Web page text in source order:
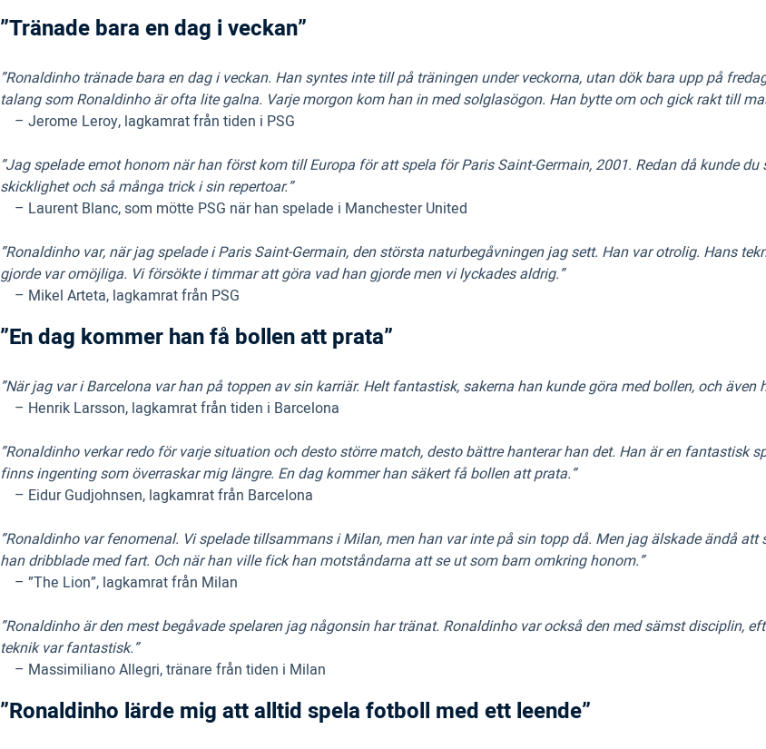
”Tränade bara en dag i veckan”
”Ronaldinho tränade bara en dag i veckan. Han syntes inte till på träningen under veckorna, utan dök bara upp på
talang som Ronaldinho är ofta lite galna. Varje morgon kom han in med solglasögon. Han bytte om och gick rakt till
– Jerome Leroy, lagkamrat från tiden i PSG
”Jag spelade emot honom när han först kom till Europa för att spela för Paris Saint-Germain, 2001. Redan då kunde
skicklighet och så många trick i sin repertoar.”
– Laurent Blanc, som mötte PSG när han spelade i Manchester United
”Ronaldinho var, när jag spelade i Paris Saint-Germain, den största naturbegåvningen jag sett. Han var otrolig. Hans
gjorde var omöjliga. Vi försökte i timmar att göra vad han gjorde men vi lyckades aldrig.”
– Mikel Arteta, lagkamrat från PSG
”En dag kommer han få bollen att prata”
”När jag var i Barcelona var han på toppen av sin karriär. Helt fantastisk, sakerna han kunde göra med bollen, och
– Henrik Larsson, lagkamrat från tiden i Barcelona
”Ronaldinho verkar redo för varje situation och desto större match, desto bättre hanterar han det. Han är en fantastisk
finns ingenting som överraskar mig längre. En dag kommer han säkert få bollen att prata.”
– Eidur Gudjohnsen, lagkamrat från Barcelona
”Ronaldinho var fenomenal. Vi spelade tillsammans i Milan, men han var inte på sin topp då. Men jag älskade ändå
han dribblade med fart. Och när han ville fick han motståndarna att se ut som barn omkring honom.”
– ”The Lion”, lagkamrat från Milan
”Ronaldinho är den mest begåvade spelaren jag någonsin har tränat. Ronaldinho var också den med sämst disciplin,
teknik var fantastisk.”
– Massimiliano Allegri, tränare från tiden i Milan
”Ronaldinho lärde mig att alltid spela fotboll med ett leende”